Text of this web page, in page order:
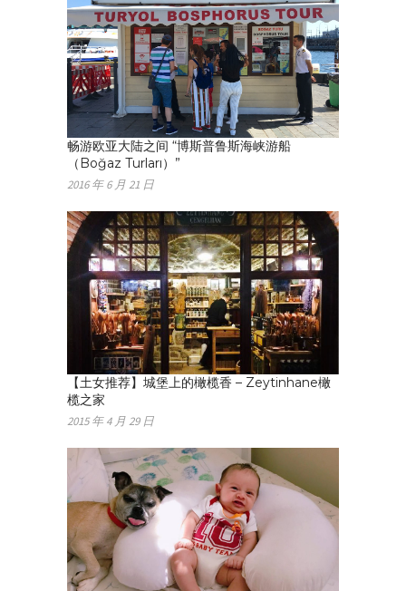
畅游欧亚大陆之间 “博斯普鲁斯海峡游船
（Boğaz Turları）”
2016 年 6 月 21 日
【土女推荐】城堡上的橄榄香 – Zeytinhane橄
榄之家
2015 年 4 月 29 日